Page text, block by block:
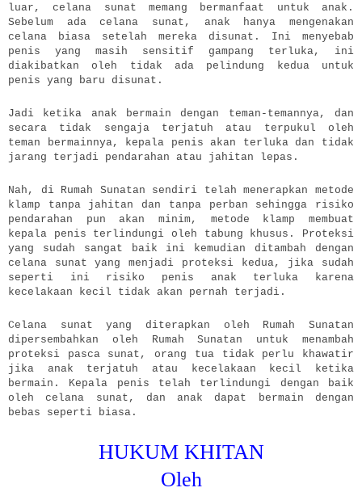
luar, celana sunat memang bermanfaat untuk anak.
Sebelum ada celana sunat, anak hanya mengenakan
celana biasa setelah mereka disunat. Ini menyebab
penis yang masih sensitif gampang terluka, ini
diakibatkan oleh tidak ada pelindung kedua untuk
penis yang baru disunat.
Jadi ketika anak bermain dengan teman-temannya, dan
secara tidak sengaja terjatuh atau terpukul oleh
teman bermainnya, kepala penis akan terluka dan tidak
jarang terjadi pendarahan atau jahitan lepas.
Nah, di Rumah Sunatan sendiri telah menerapkan metode
klamp tanpa jahitan dan tanpa perban sehingga risiko
pendarahan pun akan minim, metode klamp membuat
kepala penis terlindungi oleh tabung khusus. Proteksi
yang sudah sangat baik ini kemudian ditambah dengan
celana sunat yang menjadi proteksi kedua, jika sudah
seperti ini risiko penis anak terluka karena
kecelakaan kecil tidak akan pernah terjadi.
Celana sunat yang diterapkan oleh Rumah Sunatan
dipersembahkan oleh Rumah Sunatan untuk menambah
proteksi pasca sunat, orang tua tidak perlu khawatir
jika anak terjatuh atau kecelakaan kecil ketika
bermain. Kepala penis telah terlindungi dengan baik
oleh celana sunat, dan anak dapat bermain dengan
bebas seperti biasa.
HUKUM KHITAN
Oleh